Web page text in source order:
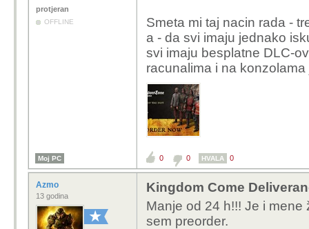
protjeran
OFFLINE
Smeta mi taj nacin rada -
a - da svi imaju jednako
svi imaju besplatne DLC-
racunalima i na
Moj PC 0 0 HVALA 0
Azmo
13 godina
Kingdom Come
Manje od 24 h!!! Je i
sem preorder.